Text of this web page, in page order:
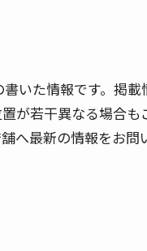
いた情報です。掲
が若干異なる場合
へ最新の情報をお問